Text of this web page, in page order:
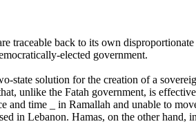
traceable back to its own
elected government.
state solution for the creation of a
unlike the Fatah government, is
and time _ in Ramallah and unable to
in Lebanon. Hamas, on the other hand,